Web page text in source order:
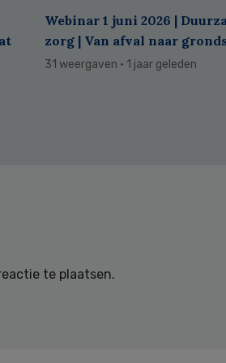
Webinar 1 juni 2026 |
zorg | Van afval naar
31 weergaven · 1 jaar geleden
te plaatsen.